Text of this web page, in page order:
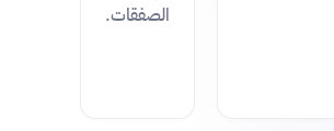
الصفقات.